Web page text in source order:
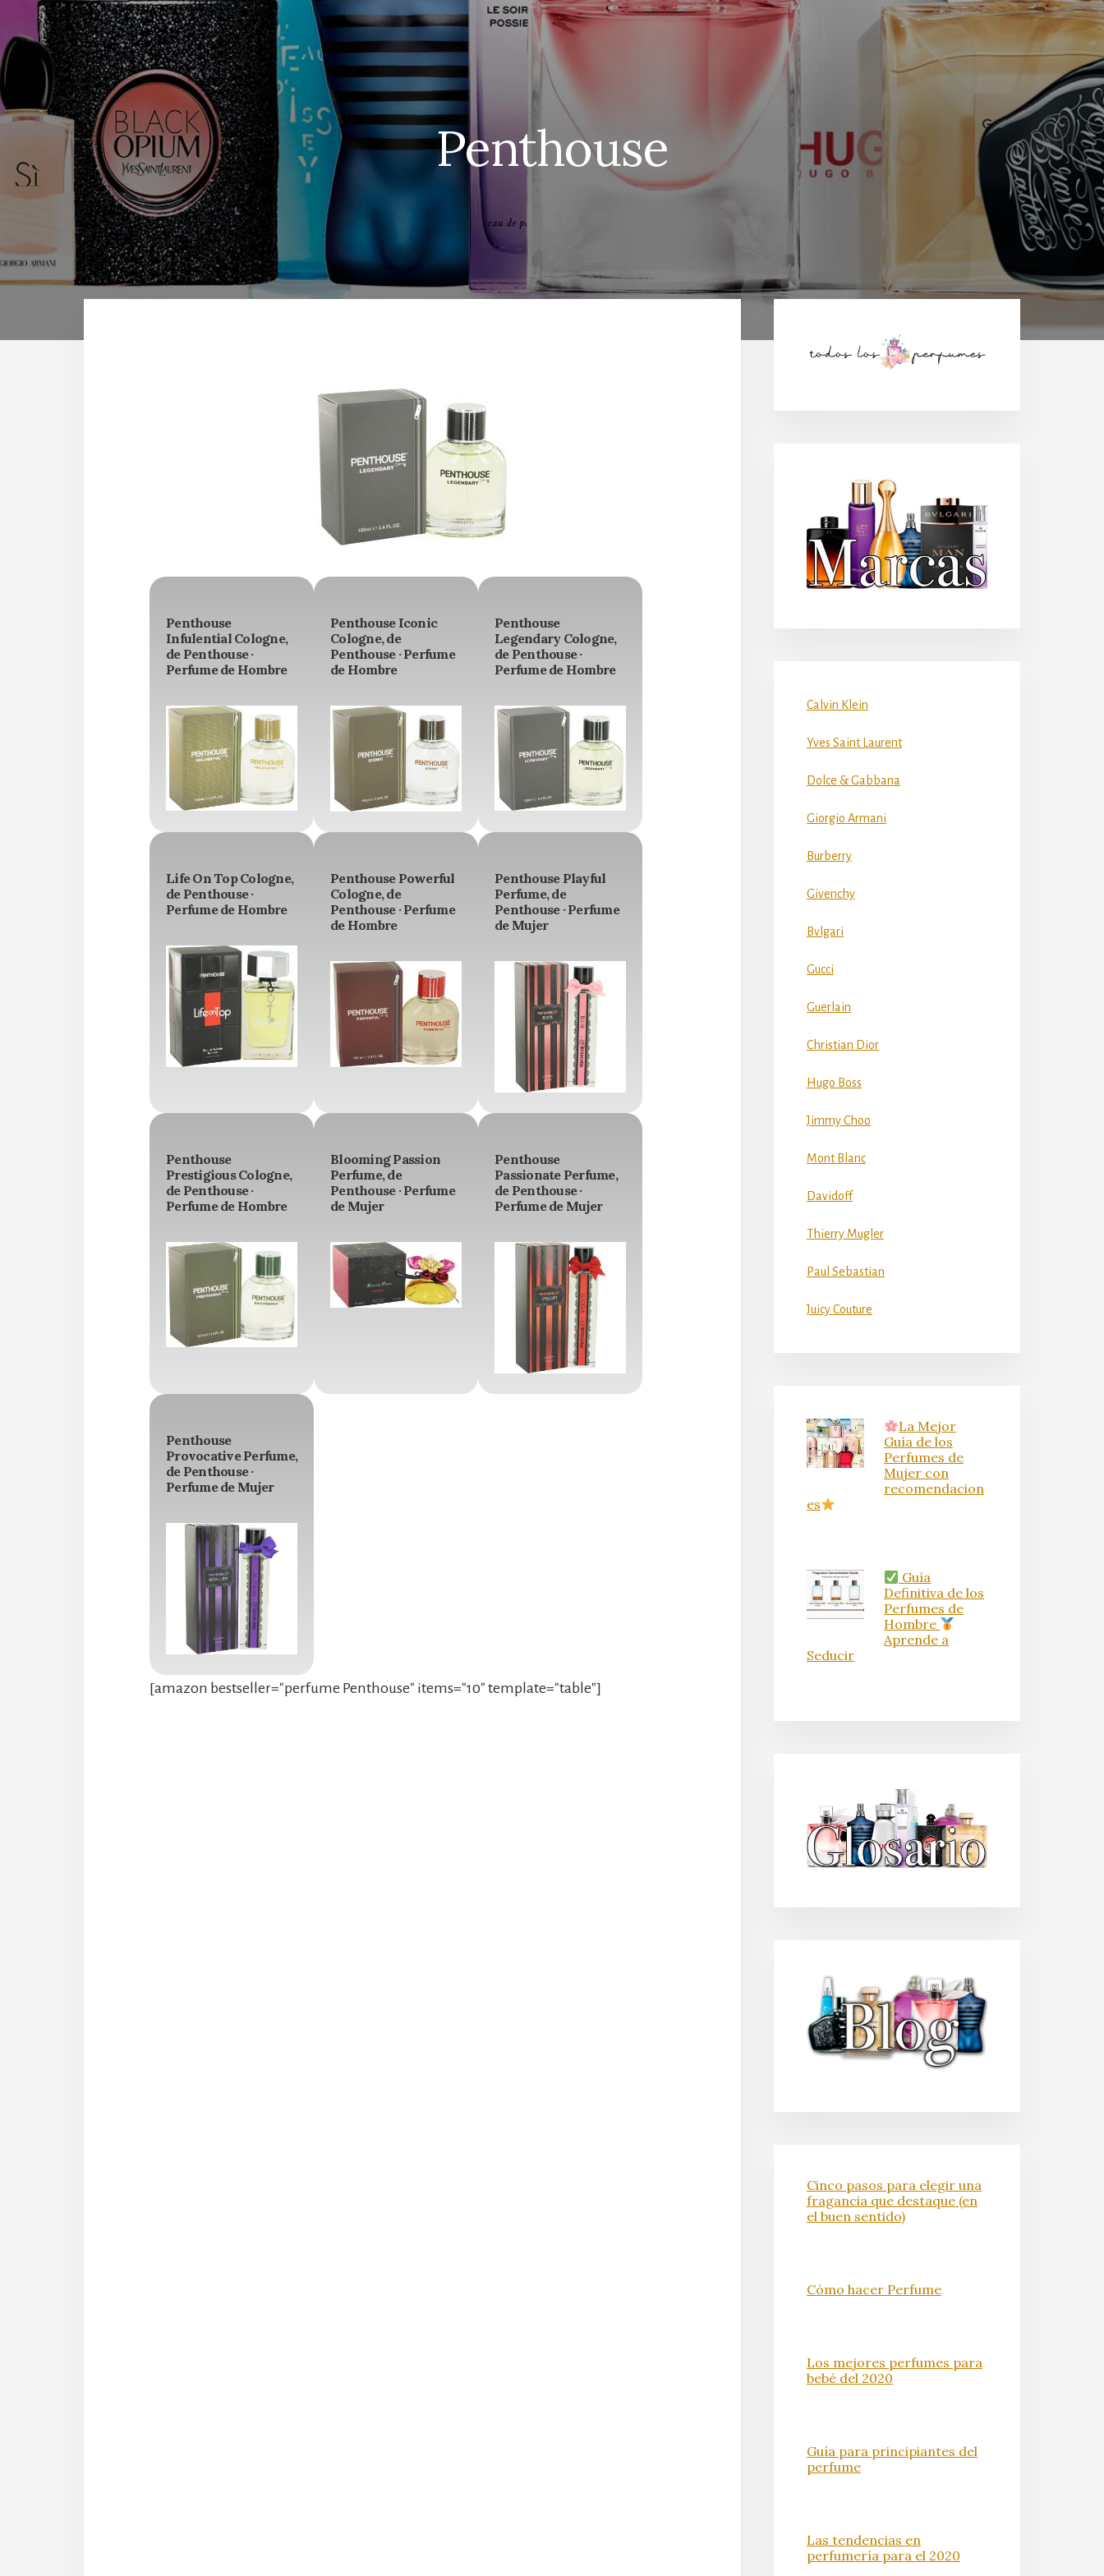
Penthouse
Penthouse
Infulential Cologne,
de Penthouse ·
Perfume de Hombre
Penthouse Iconic
Cologne, de
Penthouse · Perfume
de Hombre
Penthouse
Legendary Cologne,
de Penthouse ·
Perfume de Hombre
Life On Top Cologne,
de Penthouse ·
Perfume de Hombre
Penthouse Powerful
Cologne, de
Penthouse · Perfume
de Hombre
Penthouse Playful
Perfume, de
Penthouse · Perfume
de Mujer
Penthouse
Prestigious Cologne,
de Penthouse ·
Perfume de Hombre
Blooming Passion
Perfume, de
Penthouse · Perfume
de Mujer
Penthouse
Passionate Perfume,
de Penthouse ·
Perfume de Mujer
Penthouse
Provocative Perfume,
de Penthouse ·
Perfume de Mujer
[amazon bestseller="perfume Penthouse" items="10" template="table"]
lateral
Calvin Klein
Yves Saint Laurent
Dolce & Gabbana
Giorgio Armani
Burberry
Givenchy
Bvlgari
Gucci
Guerlain
Christian Dior
Hugo Boss
Jimmy Choo
Mont Blanc
Davidoff
Thierry Mugler
Paul Sebastian
Juicy Couture
La Mejor
Guía de los
Perfumes de
Mujer con
recomendacion
es
Guía
Definitiva de los
Perfumes de
Hombre
Aprende a
Seducir
Cinco pasos para elegir una
fragancia que destaque (en
el buen sentido)
Cómo hacer Perfume
Los mejores perfumes para
bebé del 2020
Guía para principiantes del
perfume
Las tendencias en
perfumería para el 2020